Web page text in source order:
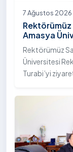
7 Ağustos 2026
Amasya
Rektörümüz
Üniversitesi
Turabi’yi
Yardımcısı